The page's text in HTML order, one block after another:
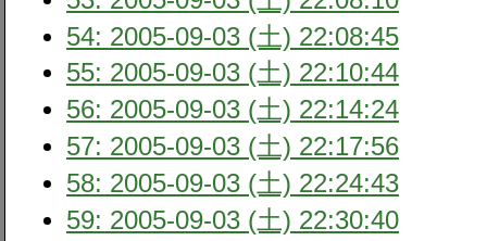
54: 2005-09-03 (土) 22:08:45
55: 2005-09-03 (土) 22:10:44
56: 2005-09-03 (土) 22:14:24
57: 2005-09-03 (土) 22:17:56
58: 2005-09-03 (土) 22:24:43
59: 2005-09-03 (土) 22:30:40